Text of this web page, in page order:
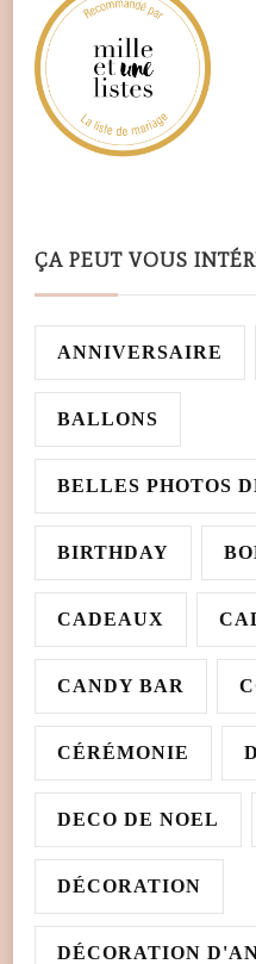
ÇA PEUT VOUS
ANNIVERSAIRE
BALLONS
BELLES PHOTOS
BIRTHDAY
CADEAUX
CANDY BAR
CÉRÉMONIE
DECO DE NOEL
DÉCORATION
DÉCORATION